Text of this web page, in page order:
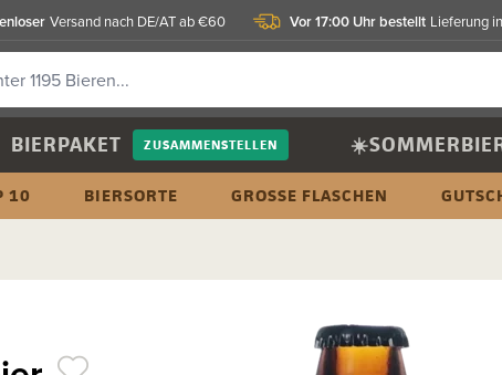
Versand nach DE/AT ab €60 Vor 17:00 Uhr bestellt Lieferung
BIERPAKET ZUSAMMENSTELLEN
10 BIERSORTE GROSSE FLASCHEN